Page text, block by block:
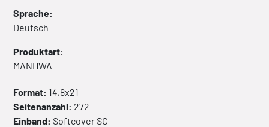
Sprache:
Deutsch
Produktart:
MANHWA
Format: 14,8x21
Seitenanzahl: 272
Einband: SoftcoverSC